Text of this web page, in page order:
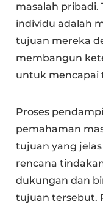
masalah
individu adalah
tujuan mereka
membangun
untuk mencapai
Proses
pemahaman
tujuan yang
rencana
dukungan dan
tujuan tersebut.